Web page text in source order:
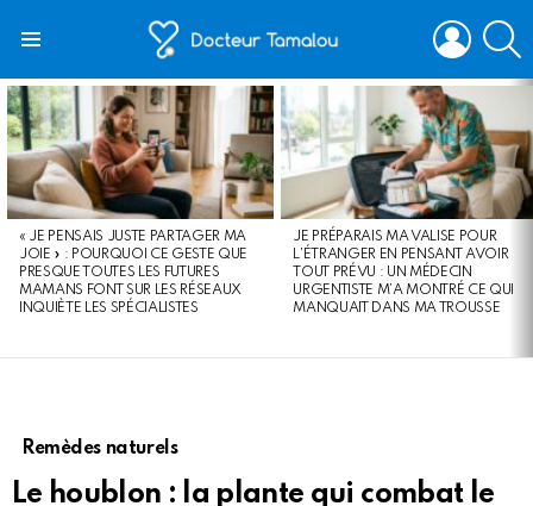
LOGIN
LATEST
STORIES
« JE PENSAIS JUSTE PARTAGER MA
JOIE » : POURQUOI CE GESTE QUE
PRESQUE TOUTES LES FUTURES
MAMANS FONT SUR LES RÉSEAUX
INQUIÈTE LES SPÉCIALISTES
JE PRÉPARAIS MA VALISE POUR
L’ÉTRANGER EN PENSANT AVOIR
TOUT PRÉVU : UN MÉDECIN
URGENTISTE M’A MONTRÉ CE QUI
MANQUAIT DANS MA TROUSSE
Remèdes naturels
Le houblon : la plante qui combat le